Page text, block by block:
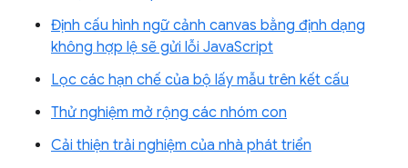
Định cấu hình ngữ cảnh canvas bằng định dạng
không hợp lệ sẽ gửi lỗi JavaScript
Lọc các hạn chế của bộ lấy mẫu trên kết cấu
Thử nghiệm mở rộng các nhóm con
Cải thiện trải nghiệm của nhà phát triển